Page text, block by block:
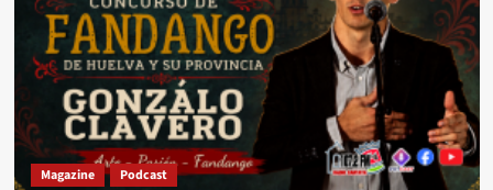
Magazine Podcast